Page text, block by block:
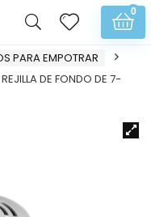
0
PARA EMPOTRAR
REJILLA DE FONDO DE 7-